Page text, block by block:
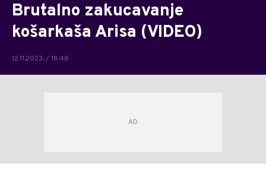
Brutalno zakucavanje
košarkaša Arisa (VIDEO)
12.11.2023. / 18:48